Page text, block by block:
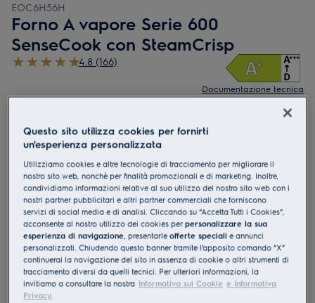
EOC6H56H
Forno A vapore Serie 600
SenseCook con SteamCrisp
4.8 (166)
Documentazione tecnica
Vantaggi
Forno a vapore Serie 600 SteamCrisp® per piatti teneri e croccanti
SteamCrisp® utilizza il vapore per migliorare la consistenza, il gusto e
le proprietà nutritive.
ontrolla facilmente le impostazioni del forno con il display LED
Le istruzioni e le avvertenze di sicurezza ai sensi del
Questo sito utilizza cookies per fornirti
un'esperienza personalizzata
Utilizziamo cookies e altre tecnologie di tracciamento per migliorare il
nostro sito web, nonchè per finalità promozionali e di marketing. Inoltre,
condividiamo informazioni relative al suo utilizzo del nostro sito web con i
nostri partner pubblicitari e altri partner commerciali che forniscono
servizi di social media e di analisi. Cliccando su “Accetta Tutti i Cookies”,
acconsente al nostro utilizzo dei cookies perpersonalizzare la sua
esperienza di navigazione, presentarleofferte speciali e annunci
personalizzati. Chiudendo questo banner tramite l’apposito comando “X”
continuerai la navigazione del sito in assenza di cookie o altri strumenti di
tracciamento diversi da quelli tecnici. Per ulteriori informazioni, la
invitiamo a consultare la nostra Informativa sui Cookie e Informativa
Privacy.